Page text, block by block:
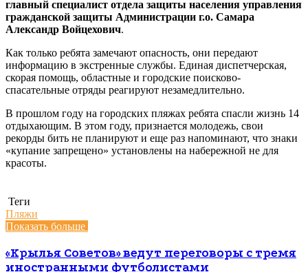
главный специалист отдела защиты населения управления
гражданской защиты Администрации г.о. Самара
Александр Войцехович.
Как только ребята замечают опасность, они передают
информацию в экстренные службы. Единая диспетчерская,
скорая помощь, областные и городские поисково-
спасательные отряды реагируют незамедлительно.
В прошлом году на городских пляжах ребята спасли жизнь 14
отдыхающим. В этом году, признается молодежь, свои
рекорды бить не планируют и еще раз напоминают, что знаки
«купание запрещено» установлены на набережной не для
красоты.
Теги
Пляжи
Показать больше
«Крылья Советов» ведут переговоры с тремя
иностранными футболистами